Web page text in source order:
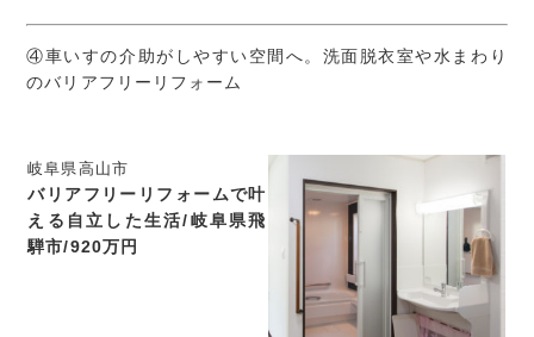
④車いすの介助がしやすい空間へ。洗面脱衣室や水まわり
のバリアフリーリフォーム
岐阜県高山市
バリアフリーリフォームで叶
える自立した生活/岐阜県飛
騨市/920万円